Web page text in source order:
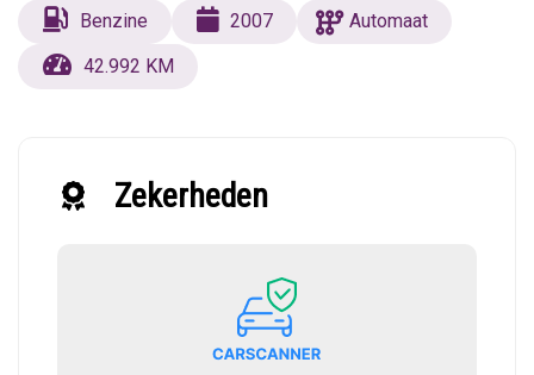
Benzine 2007
Automaat
42.992 KM
Zekerheden